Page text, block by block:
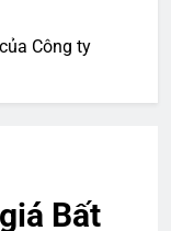
Công ty
Bất